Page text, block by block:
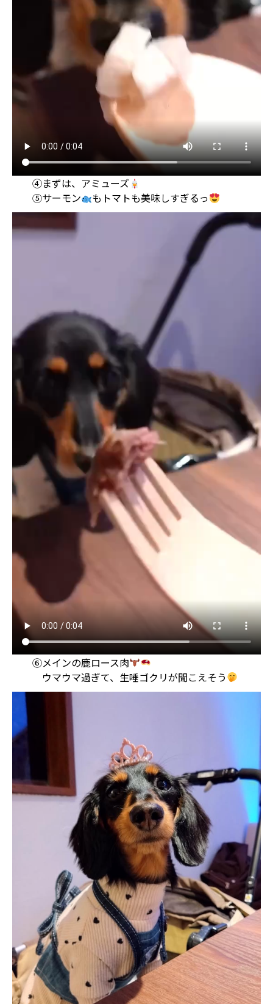
④まずは、アミューズ
⑤サーモン
もトマトも美味しすぎるっ
⑥メインの鹿ロース肉
ウマウマ過ぎて、生唾ゴクリが聞こえそう